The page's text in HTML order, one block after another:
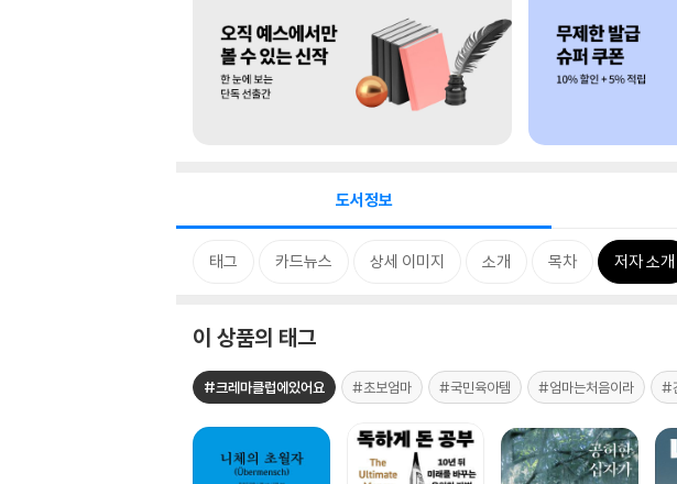
도서정보
태그 카드뉴스 상세 이미지 소개 목차 저자 소개
이 상품의 태그
#크레마클럽에있어요 #초보엄마 #국민육아템 #엄마는처음이라 #